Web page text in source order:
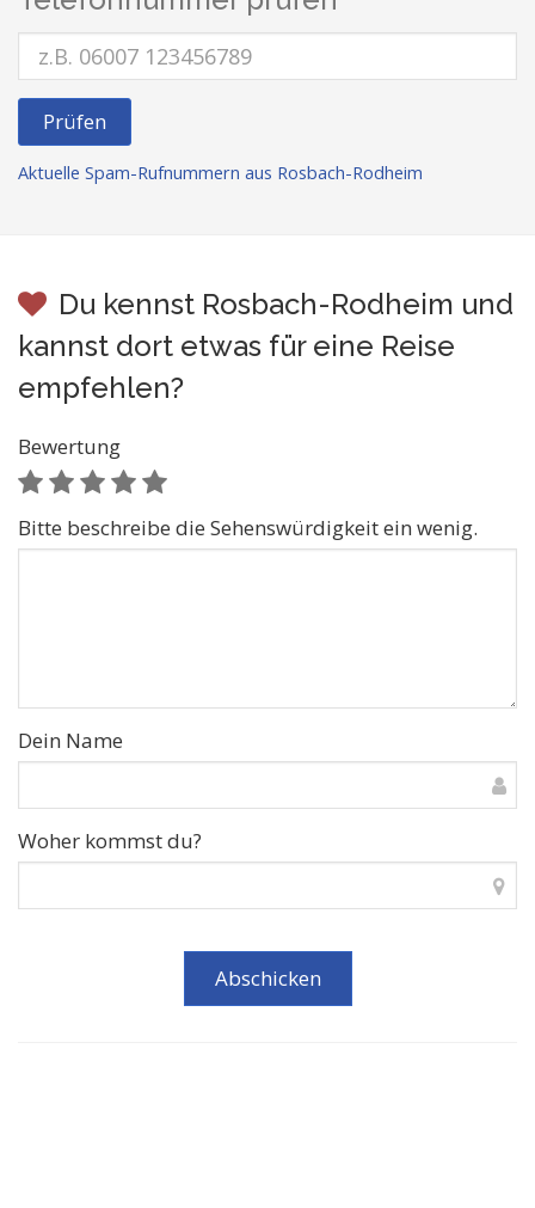
Prüfen
Aktuelle Spam-Rufnummern aus Rosbach-Rodheim
Du kennst Rosbach-Rodheim und
kannst dort etwas für eine Reise
empfehlen?
Bewertung
Bitte beschreibe die Sehenswürdigkeit ein wenig.
Dein Name
Woher kommst du?